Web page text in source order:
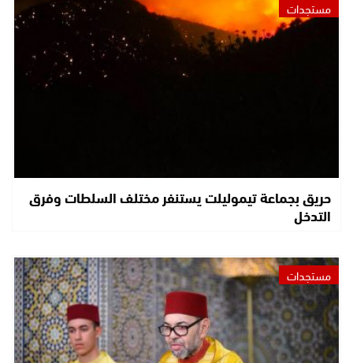
مستجدات
حريق بجماعة تيموليلت يستنفر مختلف السلطات وفرق
التدخل
مستجدات